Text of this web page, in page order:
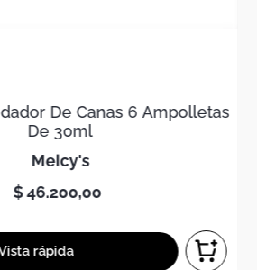
De Canas 6 Ampolletas
De 30ml
meicy's
$46.200,00